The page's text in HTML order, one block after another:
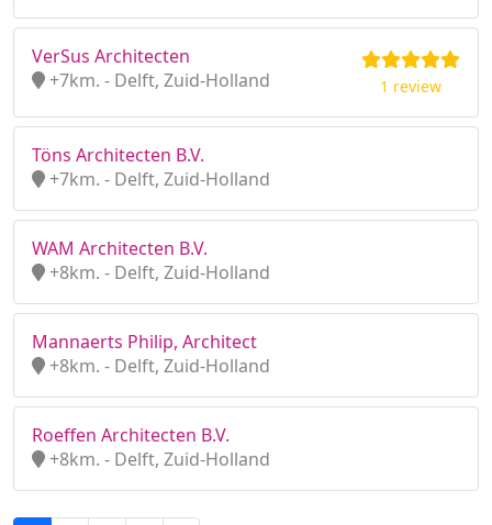
VerSus Architecten
+7km. - Delft, Zuid-Holland
1 review
Töns Architecten B.V.
+7km. - Delft, Zuid-Holland
WAM Architecten B.V.
+8km. - Delft, Zuid-Holland
Mannaerts Philip, Architect
+8km. - Delft, Zuid-Holland
Roeffen Architecten B.V.
+8km. - Delft, Zuid-Holland